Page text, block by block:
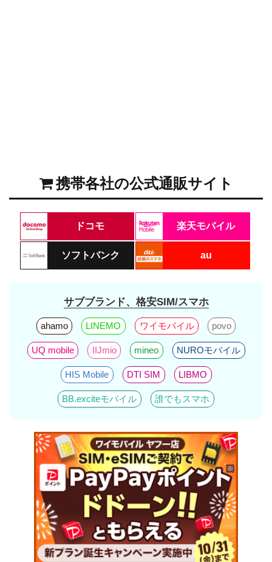
携帯各社の公式通販サイト
ドコモ 楽天モバイル
ソフトバンク au
サブブランド、格安SIM/スマホ
ahamo LINEMO ワイモバイル povo
UQ mobile IIJmio mineo NUROモバイル
HIS Mobile DTI SIM LIBMO
BB.exciteモバイル 誰でもスマホ